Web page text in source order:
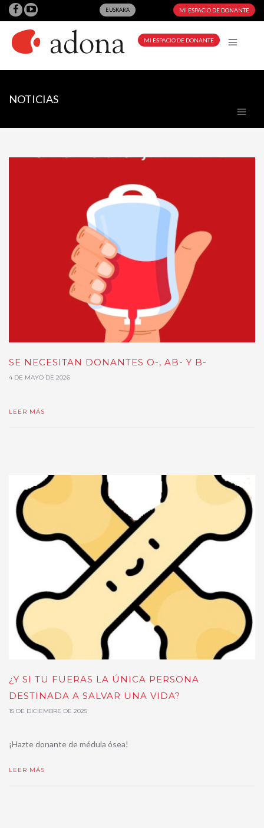
EUSKARA MI ESPACIO DE DONANTE
MI ESPACIO DE DONANTE
NOTICIAS
SE NECESITAN DONANTES O-, AB- Y B-
4 DE MAYO DE 2026
LEER MÁS
¿Y SI TU FUERAS LA ÚNICA PERSONA
DESTINADA A SALVAR UNA VIDA?
15 DE DICIEMBRE DE 2025
¡Hazte donante de médula ósea!
LEER MÁS